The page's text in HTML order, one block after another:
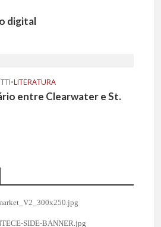
digital
•LITERATURA
entre Clearwater e St.